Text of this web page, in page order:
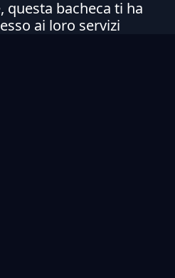
questa bacheca ti ha
ai loro servizi